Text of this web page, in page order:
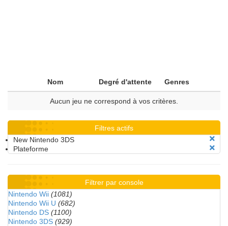
Nom Degré d'attente Genres
Aucun jeu ne correspond à vos critères.
Filtres actifs
New Nintendo 3DS
Plateforme
Filtrer par console
Nintendo Wii (1081)
Nintendo Wii U (682)
Nintendo DS (1100)
Nintendo 3DS (929)